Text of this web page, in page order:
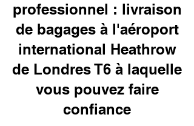
professionnel : livraison
de bagages à l'aéroport
international Heathrow
de Londres T6 à laquelle
vous pouvez faire
confiance